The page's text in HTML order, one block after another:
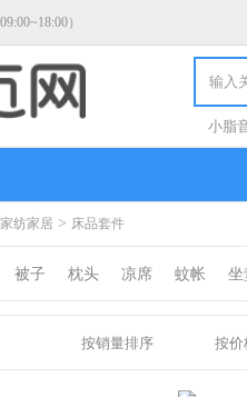
）
小脂
家纺家居 > 床品套件
被子 枕头 凉席 蚊帐 坐
按销量排序 按价